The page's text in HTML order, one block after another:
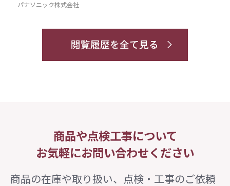
パナソニック株式会社
閲覧履歴を全て見る
商品や点検工事について
お気軽にお問い合わせください
商品の在庫や取り扱い、点検・工事のご依頼